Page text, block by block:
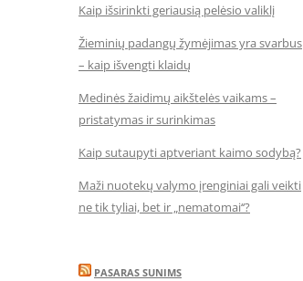
Kaip išsirinkti geriausią pelėsio valiklį
Žieminių padangų žymėjimas yra svarbus
– kaip išvengti klaidų
Medinės žaidimų aikštelės vaikams –
pristatymas ir surinkimas
Kaip sutaupyti aptveriant kaimo sodybą?
Maži nuotekų valymo įrenginiai gali veikti
ne tik tyliai, bet ir „nematomai‘‘?
PASARAS SUNIMS